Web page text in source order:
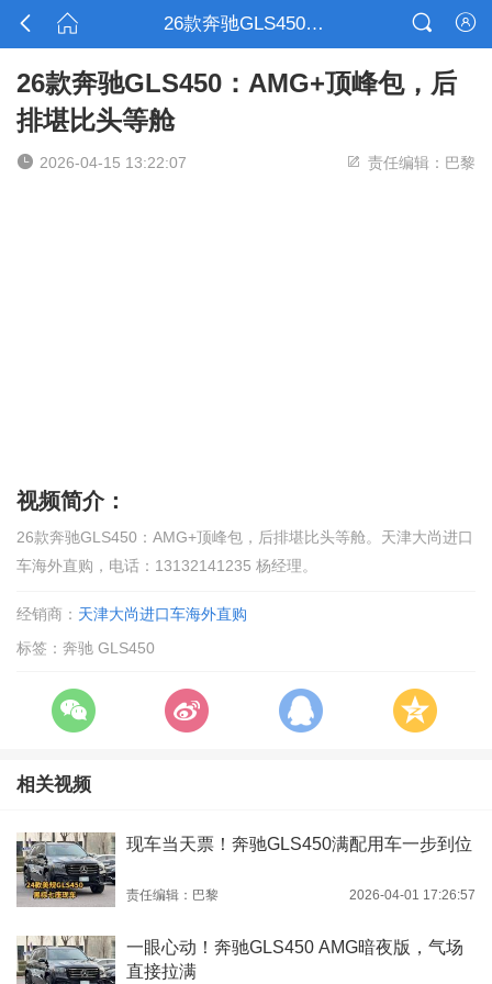
  26款奔驰GLS450：AMG+顶峰包，后排堪比头等舱 

26款奔驰GLS450：AMG+顶峰包，后
排堪比头等舱
 2026-04-15 13:22:07  责任编辑：巴黎
视频简介：
26款奔驰GLS450：AMG+顶峰包，后排堪比头等舱。天津大尚进口
车海外直购，电话：13132141235 杨经理。
经销商： 天津大尚进口车海外直购
标签：奔驰 GLS450
相关视频
现车当天票！奔驰GLS450满配用车一步到位
责任编辑：巴黎 2026-04-01 17:26:57
一眼心动！奔驰GLS450 AMG暗夜版，气场
直接拉满